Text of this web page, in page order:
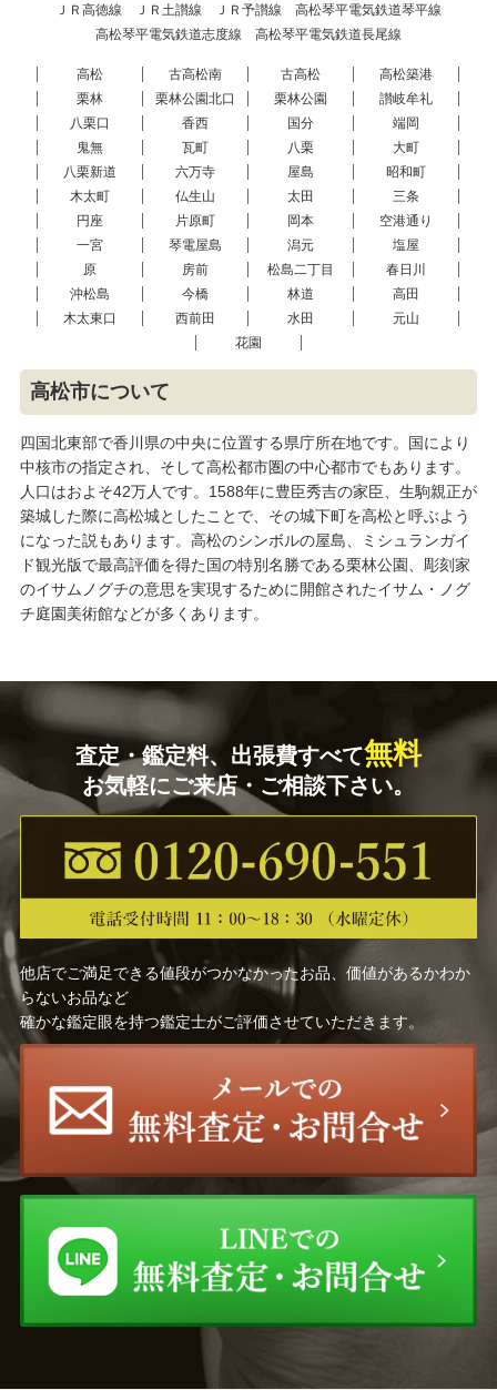
ＪＲ高徳線 ＪＲ土讃線 ＪＲ予讃線
高松琴平電気鉄道琴平線
高松琴平電気鉄道志度線
高松琴平電気鉄道長尾線
高松 古高松南 古高松
高松築港
栗林
栗林公園北口 栗林公園
讃岐牟礼
八栗口
香西 国分
端岡
鬼無
瓦町 八栗
大町
八栗新道
六万寺 屋島
昭和町
木太町
仏生山 太田
三条
円座
片原町 岡本
空港通り
一宮
琴電屋島 潟元
塩屋
原
房前 松島二丁目
春日川
沖松島
今橋 林道
高田
木太東口
西前田 水田
元山
花園
高松市について
四国北東部で香川県の中央に位置する県庁所在地です。国により
中核市の指定され、そして高松都市圏の中心都市でもあります。
人口はおよそ42万人です。1588年に豊臣秀吉の家臣、生駒親正が
築城した際に高松城としたことで、その城下町を高松と呼ぶよう
になった説もあります。高松のシンボルの屋島、ミシュランガイ
ド観光版で最高評価を得た国の特別名勝である栗林公園、彫刻家
のイサムノグチの意思を実現するために開館されたイサム・ノグ
チ庭園美術館などが多くあります。
査定・鑑定料、出張費すべて無料
お気軽にご来店・ご相談下さい。
他店でご満足できる値段がつかなかったお品、価値があるかわか
らないお品など
確かな鑑定眼を持つ鑑定士がご評価させていただきます。